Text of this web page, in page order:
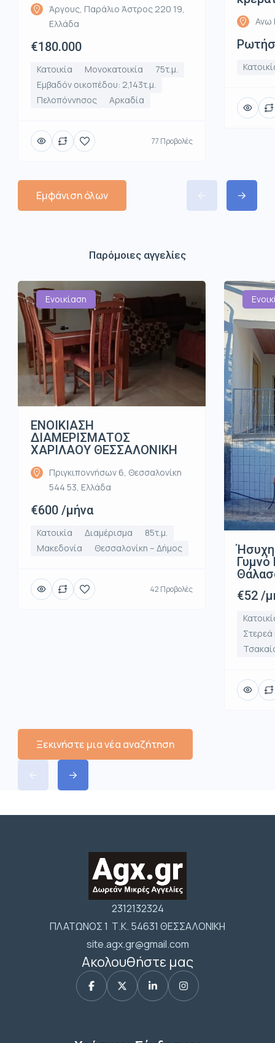
Άργους, Παράλιο Άστρος 220 19,
Ελλάδα
€180.000
Κατοικία Μονοκατοικία
75τ.μ.
Εμβαδόν οικοπέδου: 2,143τ.μ.
Πελοπόννησος
Αρκαδία
77 Προβολές
Ανω
Εμφάνιση όλων
Παρόμοιες αγγελίες
Ενοικίαση
ΕΝΟΙΚΙΑΣΗ
ΔΙΑΜΕΡΙΣΜΑΤΟΣ
ΧΑΡΙΛΑΟΥ ΘΕΣΣΑΛΟΝΙΚΗ
Πριγκιποννήσων 6, Θεσσαλονίκη
544 53, Ελλάδα
€600 /μήνα
Κατοικία Διαμέρισμα
85τ.μ.
Μακεδονία
Θεσσαλονίκη – Δήμος
42 Προβολές
Γυμνό
€52 /
Ξεκινήστε μια νέα αναζήτηση
2312132324
ΠΛΑΤΩΝΟΣ 1 Τ.Κ. 54631 ΘΕΣΣΑΛΟΝΙΚΗ
site.agx.gr@gmail.com
Ακολουθήστε μας